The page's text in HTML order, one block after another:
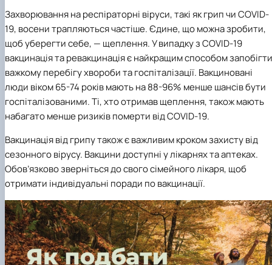
Захворювання на респіраторні віруси, такі як грип чи COVID-
19, восени трапляються частіше. Єдине, що можна зробити,
щоб уберегти себе, — щеплення. У випадку з COVID-19
вакцинація та ревакцинація є найкращим способом запобігти
важкому перебігу хвороби та госпіталізації. Вакциновані
люди віком 65-74 років мають на 88-96% менше шансів бути
госпіталізованими. Ті, хто отримав щеплення, також мають
набагато менше ризиків померти від COVID-19.
Вакцинація від грипу також є важливим кроком захисту від
сезонного вірусу. Вакцини доступні у лікарнях та аптеках.
Обов’язково зверніться до свого сімейного лікаря, щоб
отримати індивідуальні поради по вакцинації.